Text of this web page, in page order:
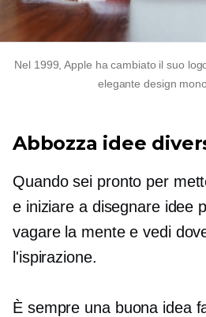
Nel 1999, Apple ha cambiato il suo
elegante design
Abbozza idee
Quando sei pronto per
e iniziare a disegnare idee
vagare la mente e vedi
l'ispirazione.
È sempre una buona idea